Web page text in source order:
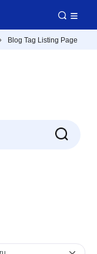
Blog Tag Listing Page